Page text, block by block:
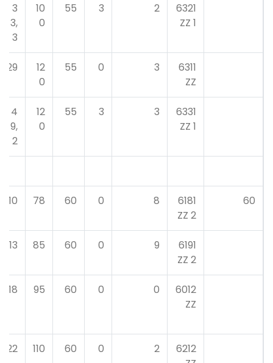
6321
1 ZZ
2
3
55
10
0
3
3,
3
6311
ZZ
3
0
55
12
0
29
6331
1 ZZ
3
3
55
12
0
4
9,
2
60
6181
2 ZZ
8
0
60
78
10
6191
2 ZZ
9
0
60
85
13
6012
ZZ
0
0
60
95
18
6212
2
0
60
110
22